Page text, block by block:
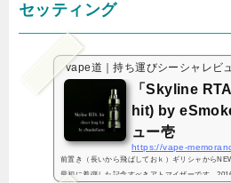
セッティング
vape道｜持ち運びシーシャレビ
「Skyline
hit) by
ュー壱
https://vape-
前置き（長いから飛ばしておｋ）ギリシャから
最初に着弾した記念すべきアトマイザーです。